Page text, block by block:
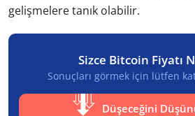
gelişmelere tanık olabilir.
Sizce Bitcoin Fiyatı
Sonuçları görmek için lütfen
Düşeceğini